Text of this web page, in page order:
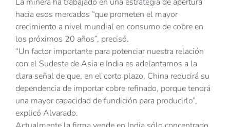
La minera ha trabajado en una estrategia de apertura
hacia esos mercados “que prometen el mayor
crecimiento a nivel mundial en consumo de cobre en
los próximos 20 años”, precisó.
“Un factor importante para potenciar nuestra relación
con el Sudeste de Asia e India es adelantarnos a la
clara señal de que, en el corto plazo, China reducirá su
dependencia de importar cobre refinado, porque tendrá
una mayor capacidad de fundición para producirlo”,
explicó Alvarado.